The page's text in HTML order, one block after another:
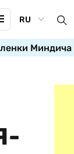
RU
Миндича